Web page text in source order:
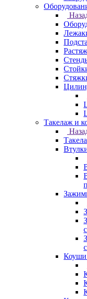
Такелаж и
Коуши